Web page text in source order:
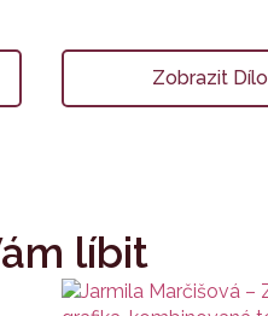
Zobrazit Dílo
líbit